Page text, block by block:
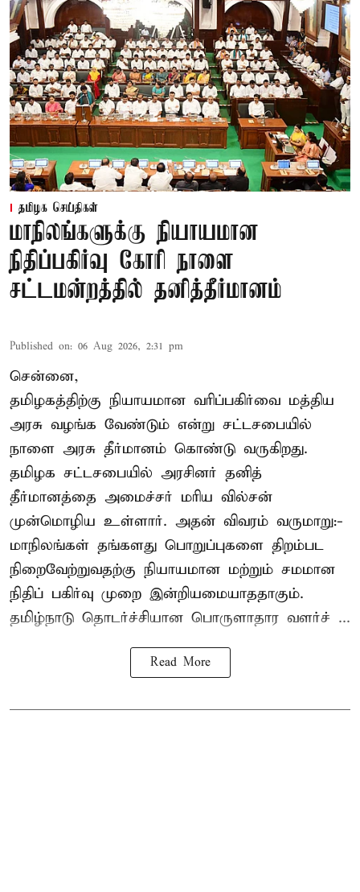
தமிழக செய்திகள்
மாநிலங்களுக்கு நியாயமான
நிதிப்பகிர்வு கோரி நாளை
சட்டமன்றத்தில் தனித்தீர்மானம்
Published on: 06 Aug 2026, 2:31 pm
சென்னை,
தமிழகத்திற்கு நியாயமான வரிப்பகிர்வை மத்திய
அரசு வழங்க வேண்டும் என்று சட்டசபையில்
நாளை அரசு தீர்மானம் கொண்டு வருகிறது.
தமிழக சட்டசபையில் அரசினர் தனித்
தீர்மானத்தை அமைச்சர் மரிய வில்சன்
முன்மொழிய உள்ளார். அதன் விவரம் வருமாறு:-
மாநிலங்கள் தங்களது பொறுப்புகளை திறம்பட
நிறைவேற்றுவதற்கு நியாயமான மற்றும் சமமான
நிதிப் பகிர்வு முறை இன்றியமையாததாகும்.
தமிழ்நாடு தொடர்ச்சியான பொருளாதார வளர்ச் ...
Read More